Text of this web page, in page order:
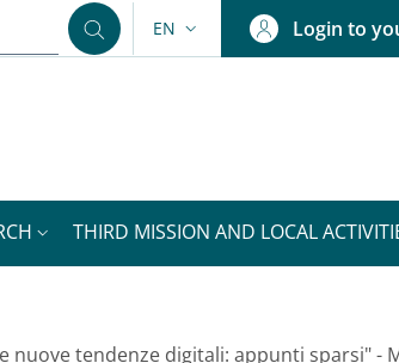
LANGUAGE SWITCHER:
EN Login to
THIRD MISSION AND LOCAL
nuove tendenze digitali: appunti sparsi" -